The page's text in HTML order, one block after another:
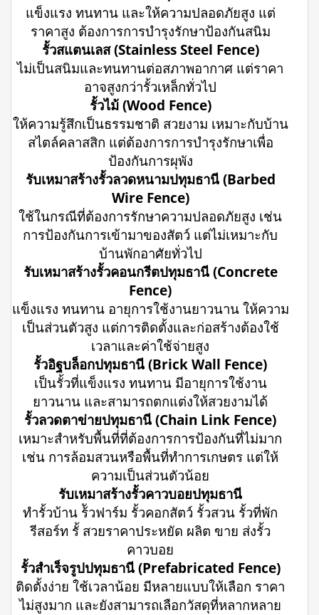
แข็งแรง ทนทาน และให้ความปลอดภัยสูง แต่
ราคาสูง ต้องการการบำรุงรักษาป้องกันสนิม
รั้วสแตนเลส (Stainless Steel Fence)
ไม่เป็นสนิมและทนทานต่อสภาพอากาศ แต่ราคา
อาจสูงกว่ารั้วเหล็กทั่วไป
รั้วไม้ (Wood Fence)
ให้ความรู้สึกเป็นธรรมชาติ สวยงาม เหมาะกับบ้าน
สไตล์คลาสสิก แต่ต้องการการบำรุงรักษาเพื่อ
ป้องกันการผุพัง
รับเหมาสร้างรั้วลวดหนามปทุมธานี (Barbed
Wire Fence)
ใช้ในกรณีที่ต้องการรักษาความปลอดภัยสูง เช่น
การป้องกันการเข้ามาของสัตว์ แต่ไม่เหมาะกับ
บ้านพักอาศัยทั่วไป
รับเหมาสร้างรั้วคอนกรีตปทุมธานี (Concrete
Fence)
แข็งแรง ทนทาน อายุการใช้งานยาวนาน ให้ความ
เป็นส่วนตัวสูง แต่การติดตั้งและก่อสร้างต้องใช้
เวลาและค่าใช้จ่ายสูง
รั้วอิฐบล็อกปทุมธานี (Brick Wall Fence)
เป็นรั้วที่แข็งแรง ทนทาน มีอายุการใช้งาน
ยาวนาน และสามารถตกแต่งให้สวยงามได้
รั้วลวดตาข่ายปทุมธานี (Chain Link Fence)
เหมาะสำหรับพื้นที่ที่ต้องการการป้องกันที่ไม่มาก
เช่น การล้อมสวนหรือพื้นที่ทำการเกษตร แต่ให้
ความเป็นส่วนตัวน้อย
รับเหมาสร้างรั้วคาวบอยปทุมธานี
ทำรั้วบ้าน ร้ัวฟาร์ม รั้วคอกสัตว์ รั้วสวน รั้วที่พัก
รีสอร์ท รั้ สวยราคาประหยัด ผลิต ขาย ส่งรั้ว
คาวบอย
รั้วสำเร็จรูปปทุมธานี (Prefabricated Fence)
ติดตั้งง่าย ใช้เวลาน้อย มีหลายแบบให้เลือก ราคา
ไม่สูงมาก และยังสามารถเลือกวัสดุที่หลากหลาย